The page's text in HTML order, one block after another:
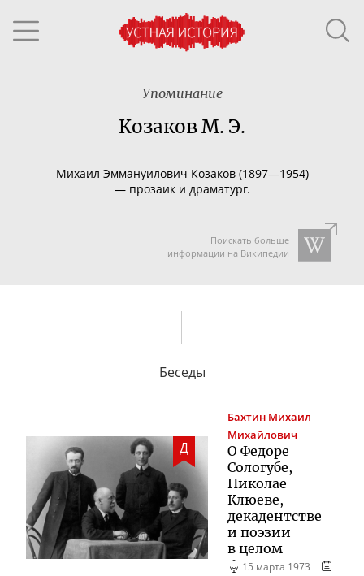
Упоминание
Козаков М. Э.
Михаил Эммануилович Козаков (1897—1954)
— прозаик и драматург.
Поискать больше
информации на Википедии
Беседы
Д
Бахтин Михаил
Михайлович
О Федоре
Сологубе,
Николае
Клюеве,
декадентстве
и поэзии
в целом
15 марта 1973